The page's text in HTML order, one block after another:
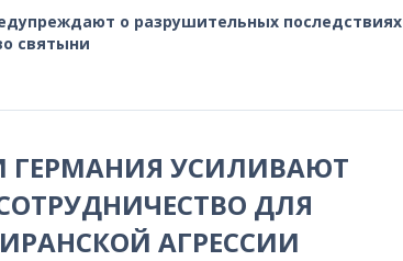
о разрушительных последствиях
святыни
ГЕРМАНИЯ УСИЛИВАЮТ
ДЛЯ
АГРЕССИИ